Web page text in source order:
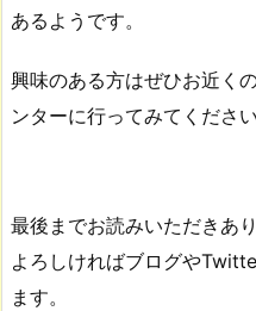
あるようです。
興味のある方はぜひお近く
ンターに行ってみてください
最後までお読みいただきあ
よろしければブログや
ます。